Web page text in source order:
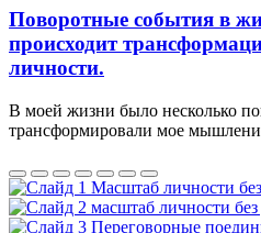
Поворотные события в
происходит
личности.
В моей жизни было несколько
трансформировали мое